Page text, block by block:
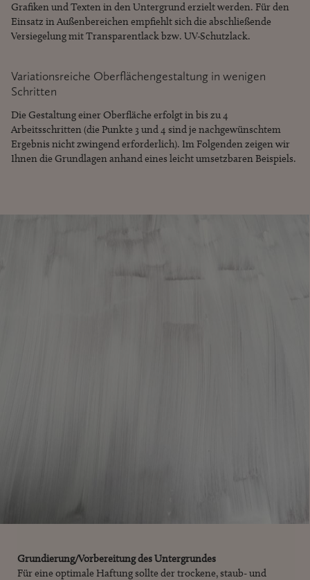
Grafiken und Texten in den Untergrund erzielt werden. Für den
Einsatz in Außenbereichen empfiehlt sich die abschließende
Versiegelung mit Transparentlack bzw. UV-Schutzlack.
Variationsreiche Oberflächengestaltung in wenigen
Schritten
Die Gestaltung einer Oberfläche erfolgt in bis zu 4
Arbeitsschritten (die Punkte 3 und 4 sind je nachgewünschtem
Ergebnis nicht zwingend erforderlich). Im Folgenden zeigen wir
Ihnen die Grundlagen anhand eines leicht umsetzbaren Beispiels.
Grundierung/Vorbereitung des Untergrundes
Für eine optimale Haftung sollte der trockene, staub- und